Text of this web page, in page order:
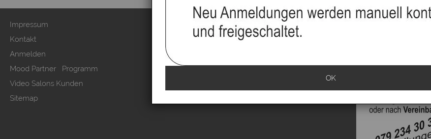
Impressum
Kontakt
Anmelden
Mood Partner Programm
Video Salons Kunden
Sitemap
Zahlung & Versand
AGB & Kundeninfo
Kundeninformationen
OK